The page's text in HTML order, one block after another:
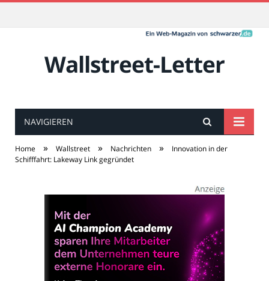
Wallstreet-Letter
NAVIGIEREN
Home » Wallstreet » Nachrichten »
Innovation in der
Schifffahrt: Lakeway Link gegründet